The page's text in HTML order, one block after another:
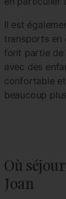
Il est
transports en
font partie de
avec des
confortable
beaucoup
Où
Joan